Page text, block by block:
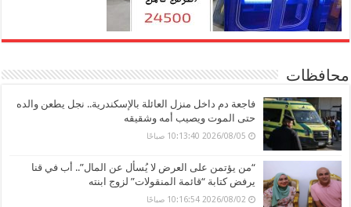
محافظات
فاجعة دم داخل منزل العائلة بالإسكندرية.. نجل يطعن والده
حتى الموت ويصيب أمه وشقيقه
2026/08/05 10:13:40 صباحًا
“من يؤتمن على العرض لا يُسأل عن المال”.. أب في قنا
يرفض كتابة “قائمة المنقولات” لزوج ابنته
2026/08/02 10:16:54 صباحًا